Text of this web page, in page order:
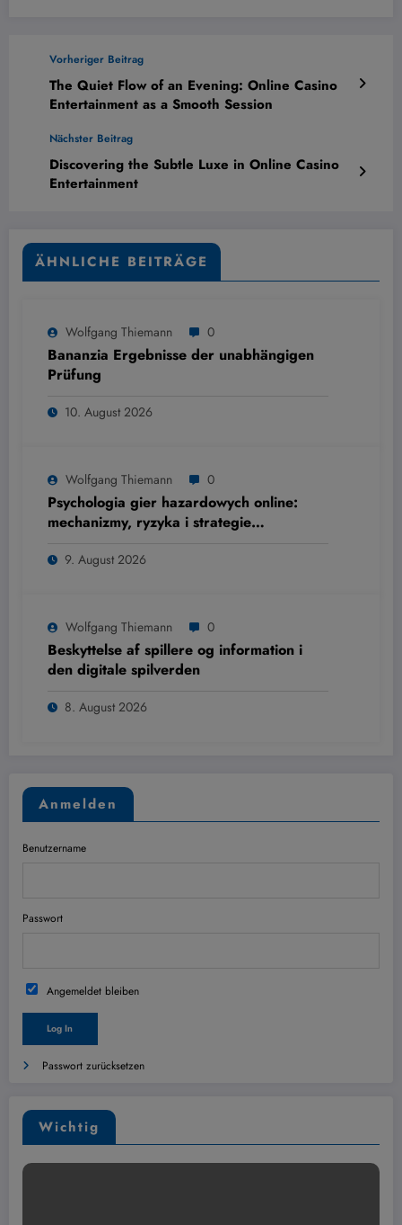
Vorheriger Beitrag
The Quiet Flow of an Evening: Online Casino
Entertainment as a Smooth Session
Nächster Beitrag
Discovering the Subtle Luxe in Online Casino
Entertainment
ÄHNLICHE BEITRÄGE
Wolfgang Thiemann 0
Bananzia Ergebnisse der unabhängigen
Prüfung
10. August 2026
Wolfgang Thiemann 0
Psychologia gier hazardowych online:
mechanizmy, ryzyka i strategie
9. August 2026
Wolfgang Thiemann 0
Beskyttelse af spillere og information i
den digitale spilverden
8. August 2026
Anmelden
Benutzername
Passwort
Angemeldet bleiben
Passwort zurücksetzen
Wichtig